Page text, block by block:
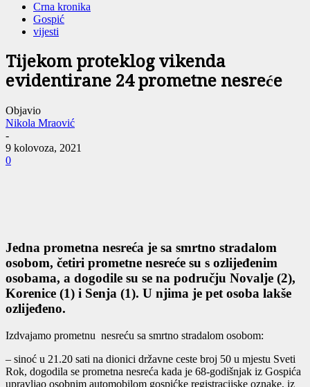
Crna kronika
Gospić
vijesti
Tijekom proteklog vikenda
evidentirane 24 prometne nesreće
Objavio
Nikola Mraović
-
9 kolovoza, 2021
0
Jedna prometna nesreća je sa smrtno stradalom
osobom, četiri prometne nesreće su s ozlijeđenim
osobama, a dogodile su se na području Novalje (2),
Korenice (1) i Senja (1). U njima je pet osoba lakše
ozlijeđeno.
Izdvajamo prometnu nesreću sa smrtno stradalom osobom:
– sinoć u 21.20 sati na dionici državne ceste broj 50 u mjestu Sveti
Rok, dogodila se prometna nesreća kada je 68-godišnjak iz Gospića
upravljao osobnim automobilom gospićke registracijske oznake, iz